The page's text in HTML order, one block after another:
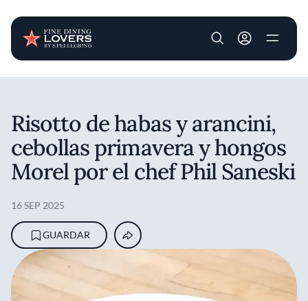
User account
Risotto de habas y arancini,
cebollas primavera y hongos
Morel por el chef Phil Saneski
16 SEP 2025
GUARDAR